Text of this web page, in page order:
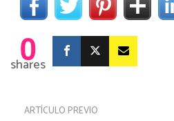
0
shares
ARTÍCULO PREVIO